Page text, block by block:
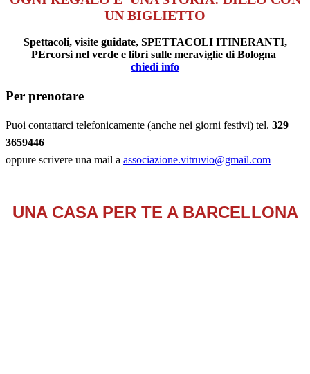
UN BIGLIETTO
Spettacoli, visite guidate, SPETTACOLI ITINERANTI,
PErcorsi nel verde e libri sulle meraviglie di Bologna
chiedi info
Per prenotare
Puoi contattarci telefonicamente (anche nei giorni festivi) tel. 329
3659446
oppure scrivere una mail a associazione.vitruvio@gmail.com
UNA CASA PER TE A BARCELLONA